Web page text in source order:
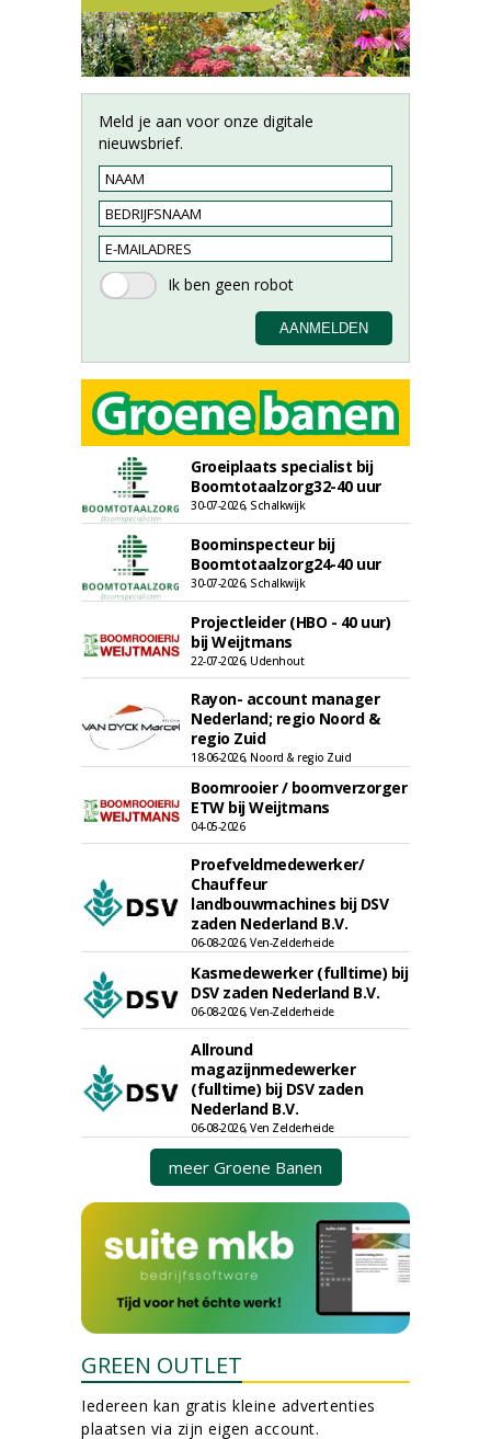
Meld je aan voor onze digitale
nieuwsbrief.
Groeiplaats specialist bij
Boomtotaalzorg32-40 uur
30-07-2026, Schalkwijk
Boominspecteur bij
Boomtotaalzorg24-40 uur
30-07-2026, Schalkwijk
Projectleider (HBO - 40 uur)
bij Weijtmans
22-07-2026, Udenhout
Rayon- account manager
Nederland; regio Noord &
regio Zuid
18-06-2026, Noord & regio Zuid
Boomrooier / boomverzorger
ETW bij Weijtmans
04-05-2026
Proefveldmedewerker/
Chauffeur
landbouwmachines bij DSV
zaden Nederland B.V.
06-08-2026, Ven-Zelderheide
Kasmedewerker (fulltime) bij
DSV zaden Nederland B.V.
06-08-2026, Ven-Zelderheide
Allround
magazijnmedewerker
(fulltime) bij DSV zaden
Nederland B.V.
06-08-2026, Ven Zelderheide
meer Groene Banen
GREEN OUTLET
Iedereen kan gratis kleine advertenties
plaatsen via zijn eigen account.